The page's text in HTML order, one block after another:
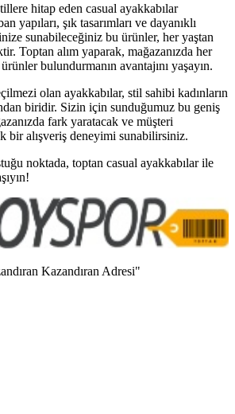
hitap eden casual ayakkabılar
yapıları, şık tasarımları ve dayanıklı
sunabileceğiniz bu ürünler, her yaştan
Toptan alım yaparak, mağazanızda her
bulundurmanın avantajını yaşayın.
olan ayakkabılar, stil sahibi kadınların
biridir. Sizin için sunduğumuz bu geniş
fark yaratacak ve müşteri
bir alışveriş deneyimi sunabilirsiniz.
noktada, toptan casual ayakkabılar ile
Kazandıran Adresi"